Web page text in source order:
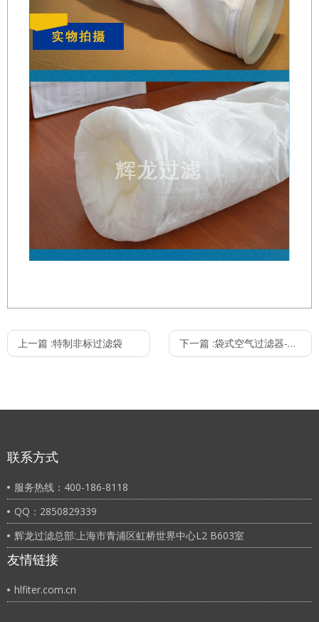
上一篇 :特制非标过滤袋 下一篇 :袋式空气过滤器-PP袋
联系方式
服务热线：400-186-8118
QQ：2850829339
辉龙过滤总部:上海市青浦区虹桥世界中心L2 B603室
友情链接
hlfiter.com.cn